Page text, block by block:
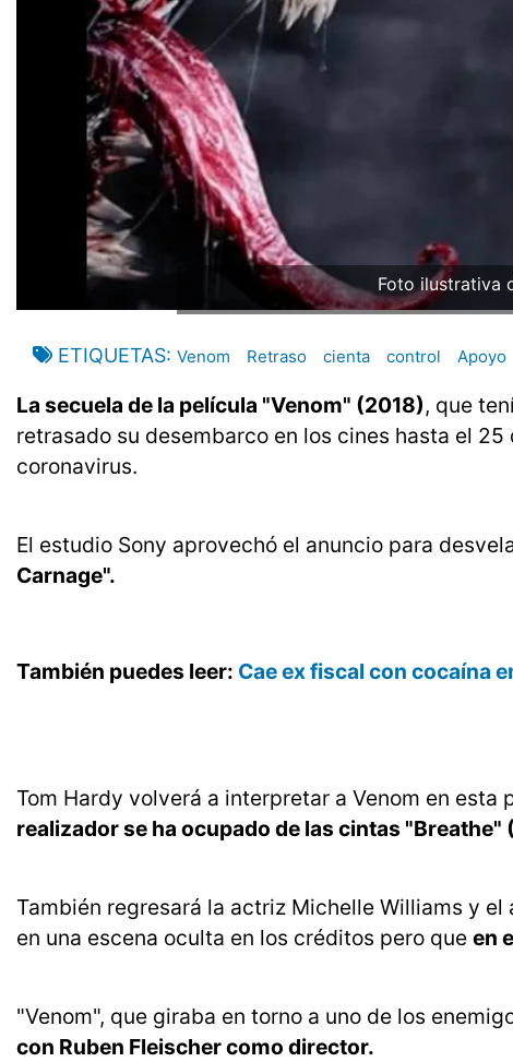
Foto ilustrativa
ETIQUETAS Venom Retraso cienta control Apoyo
La secuela de la película "Venom" (2018), que
retrasado su desembarco en los cines hasta el
coronavirus.
El estudio Sony aprovechó el anuncio para
Carnage".
También puedes leer: Cae ex fiscal con cocaína
Tom Hardy volverá a interpretar a Venom en esta
realizador se ha ocupado de las cintas "Breathe"
También regresará la actriz Michelle Williams y
en una escena oculta en los créditos pero que en
"Venom", que giraba en torno a uno de los
con Ruben Fleischer como director.